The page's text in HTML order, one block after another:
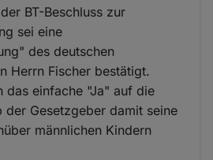
BT-Beschluss zur
sei eine
des deutschen
Herrn Fischer bestätigt.
das einfache "Ja" auf die
der Gesetzgeber damit seine
männlichen Kindern